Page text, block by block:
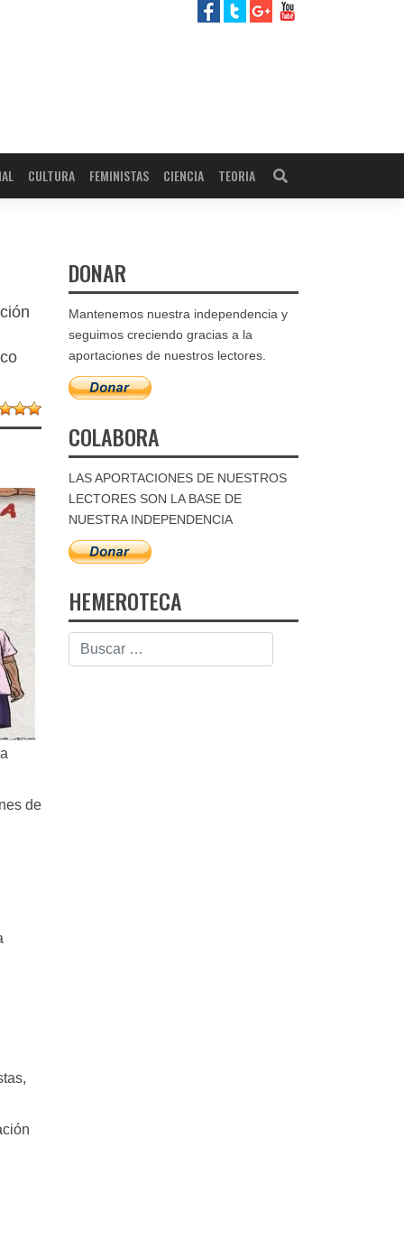
CULTURA FEMINISTAS CIENCIA TEORIA
de
DONAR
Mantenemos nuestra independencia y
seguimos creciendo gracias a la
aportaciones de nuestros lectores.
COLABORA
LAS APORTACIONES DE NUESTROS
LECTORES SON LA BASE DE
NUESTRA INDEPENDENCIA
HEMEROTECA